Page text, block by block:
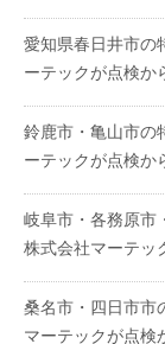
愛知県春日井市の
ーテックが点検か
鈴鹿市・亀山市の
ーテックが点検か
岐阜市・各務原市
株式会社マーテッ
桑名市・四日市市
マーテックが点検